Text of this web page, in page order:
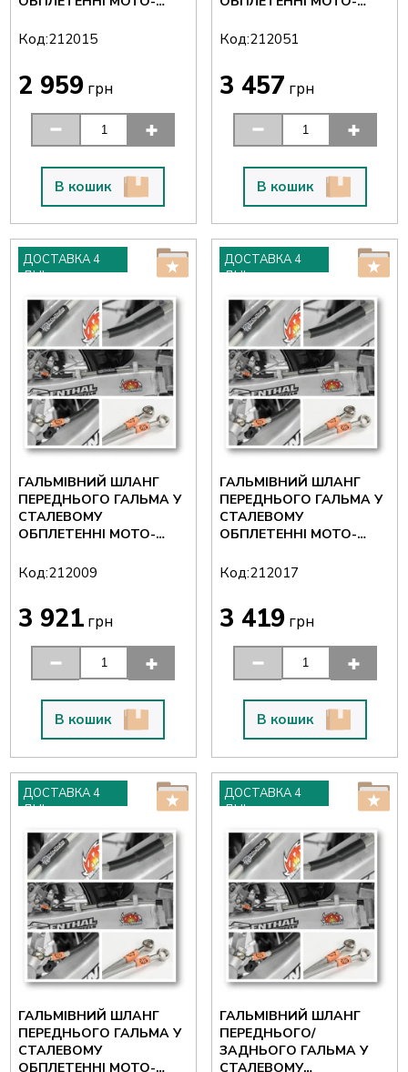
YZ/YZF/WR/WRF 250/450
Код:212015
2 959грн
В кошик
GAS/HUSQVARNA 212051
Код:212051
3 457 грн
В кошик
ДОСТАВКА 4
ДНІ
ГАЛЬМІВНИЙ ШЛАНГ
ПЕРЕДНЬОГО ГАЛЬМА У
СТАЛЕВОМУ
ОБПЛЕТЕННІ MOTO-
212009
Код:212009
3 921грн
В кошик
ДОСТАВКА 4
ДНІ
ГАЛЬМІВНИЙ ШЛАНГ
ПЕРЕДНЬОГО ГАЛЬМА У
СТАЛЕВОМУ
ОБПЛЕТЕННІ MOTO-
250/300/450 ENDURO
Код:212017
3 419 грн
В кошик
ДОСТАВКА 4
ДНІ
ГАЛЬМІВНИЙ ШЛАНГ
ПЕРЕДНЬОГО ГАЛЬМА У
СТАЛЕВОМУ
ОБПЛЕТЕННІ MOTO-
ДОСТАВКА 4
ДНІ
ГАЛЬМІВНИЙ ШЛАНГ
ПЕРЕДНЬОГО/
ЗАДНЬОГО ГАЛЬМА У
СТАЛЕВОМУ